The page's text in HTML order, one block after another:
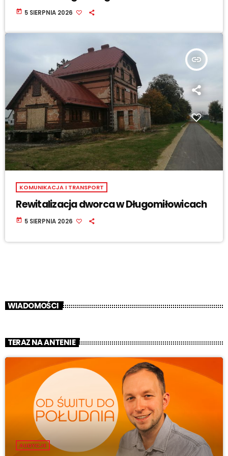
today 5 SIERPNIA 2026
insert_link
KOMUNIKACJA I TRANSPORT
Rewitalizacja dworca w Długomiłowicach
today 5 SIERPNIA 2026
WIADOMOŚCI
TERAZ NA ANTENIE
AUDYCJE